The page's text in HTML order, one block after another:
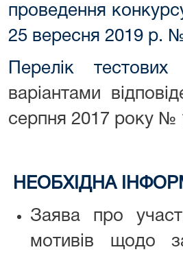
проведення
25 вересня 2019 р.
Перелік тестових
варіантами
серпня 2017 року №
НЕОБХІДНА
Заява про
мотивів щодо